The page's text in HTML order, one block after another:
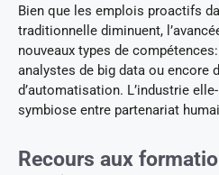
Bien que les emplois proactifs
traditionnelle diminuent,
nouveaux types de
analystes de big data ou encore
d’automatisation. L’industrie
symbiose entre partenariat
Recours aux